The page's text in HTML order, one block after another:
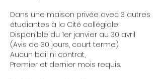
Dans une maison privée avec 3 autres
étudiantes à la Cité collégiale
Disponible du 1er janvier au 30 avril
(Avis de 30 jours, court terme)
Aucun bail ni contrat,
Premier et dernier mois requis.